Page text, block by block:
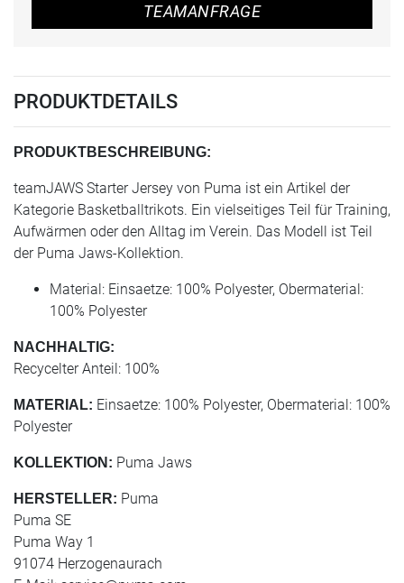
TEAMANFRAGE
PRODUKTDETAILS
PRODUKTBESCHREIBUNG:
teamJAWS Starter Jersey von Puma ist ein Artikel der
Kategorie Basketballtrikots. Ein vielseitiges Teil für Training,
Aufwärmen oder den Alltag im Verein. Das Modell ist Teil
der Puma Jaws-Kollektion.
Material: Einsaetze: 100% Polyester, Obermaterial:
100% Polyester
NACHHALTIG:
Recycelter Anteil: 100%
MATERIAL: Einsaetze: 100% Polyester, Obermaterial: 100%
Polyester
KOLLEKTION: Puma Jaws
HERSTELLER: Puma
Puma SE
Puma Way 1
91074 Herzogenaurach